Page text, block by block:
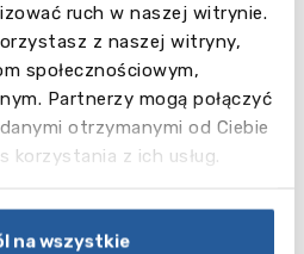
ruch w naszej witrynie.
z naszej witryny,
społecznościowym,
Partnerzy mogą połączyć
otrzymanymi od Ciebie
korzystania z ich usług.
na wszystkie
i plastycznych zdolności
wybudowano tu centrum
również szeroki
w tym Korpus
program uhonorowany
(The Duke of